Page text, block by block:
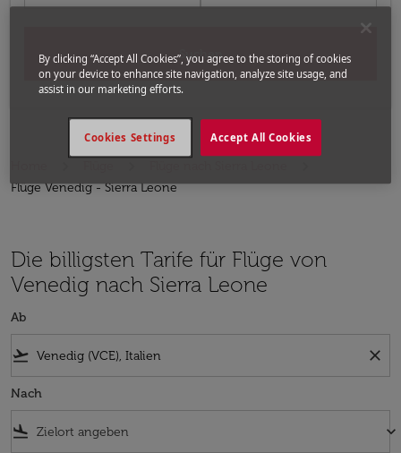
Suchen
Flüge Venedig - Sierra Leone
Die billigsten Tarife für Flüge von
Venedig nach Sierra Leone
Ab
flight_takeoff close
Nach
flight_land keyboard_arrow_down
By clicking “Accept All Cookies”, you agree to the storing of cookies
on your device to enhance site navigation, analyze site usage, and
assist in our marketing efforts.
Accept All Cookies
Cookies Settings